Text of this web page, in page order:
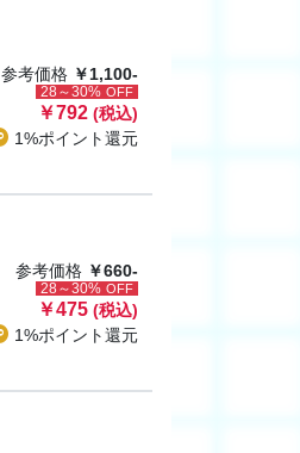
参考価格 ￥1,100-
28～30% OFF
￥792 (税込)
1%ポイント還元
参考価格 ￥660-
28～30% OFF
￥475 (税込)
1%ポイント還元